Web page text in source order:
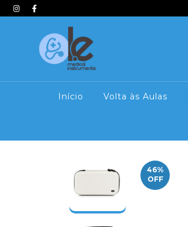
Início Volta às Aulas
46%
OFF